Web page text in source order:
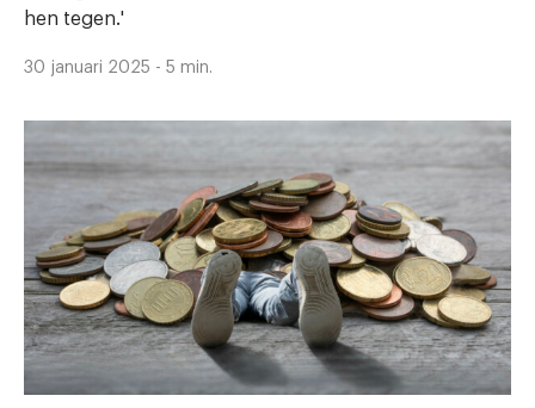
hen tegen.'
30 januari 2025 - 5 min.